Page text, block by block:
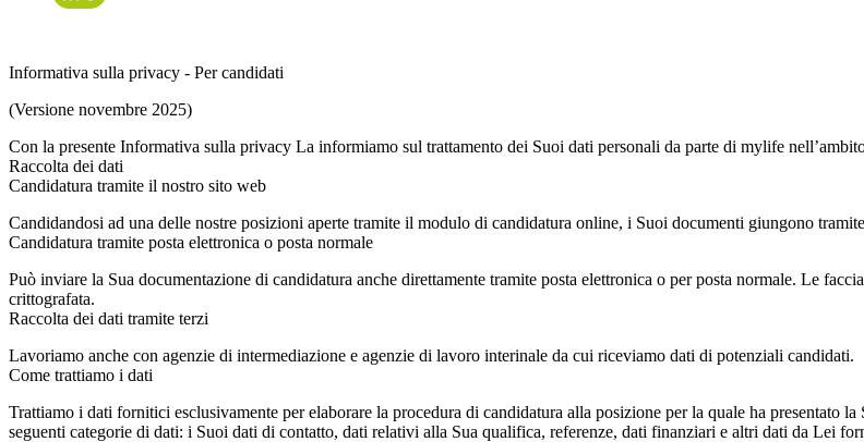
Informativa sulla privacy - Per candidati
(Versione novembre 2025)
Con la presente Informativa sulla privacy La informiamo sul trattamento dei Suoi dati personali da parte di mylife
Raccolta dei dati
Candidatura tramite il nostro sito web
Candidandosi ad una delle nostre posizioni aperte tramite il modulo di candidatura online, i Suoi documenti giungono
Candidatura tramite posta elettronica o posta normale
Può inviare la Sua documentazione di candidatura anche direttamente tramite posta elettronica o per posta normale. Le
crittografata.
Raccolta dei dati tramite terzi
Lavoriamo anche con agenzie di intermediazione e agenzie di lavoro interinale da cui riceviamo dati di potenziali candidati.
Come trattiamo i dati
Trattiamo i dati fornitici esclusivamente per elaborare la procedura di candidatura alla posizione per la quale ha presentato
seguenti categorie di dati: i Suoi dati di contatto, dati relativi alla Sua qualifica, referenze, dati finanziari e altri dati da Lei